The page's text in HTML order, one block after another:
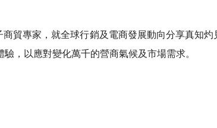
貿專家，就全球行銷及電商發展動向分享真知
，以應對變化萬千的營商氣候及市場需求。